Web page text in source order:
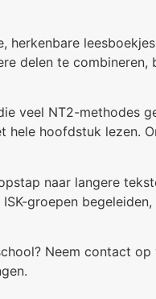
delen te
veel NT2-methodes
hoofdstuk lezen.
naar langere
groepen
Neem contact